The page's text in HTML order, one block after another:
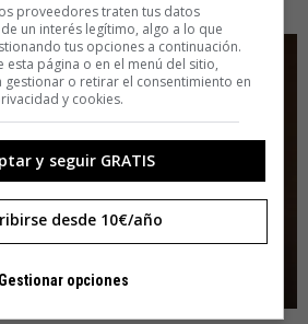
proveedores traten tus datos
un interés legítimo, algo a lo que
tus opciones a continuación.
esta página o en el menú del sitio,
gestionar o retirar el consentimiento en
y cookies.
y seguir GRATIS
desde 10€/año
Gestionar opciones